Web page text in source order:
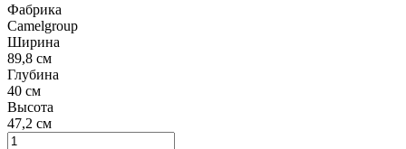
Фабрика
Camelgroup
Ширина
89,8 см
Глубина
40 см
Высота
47,2 см